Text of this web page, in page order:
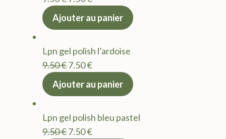
prix
9.50 €.
actuel
7.50 €.
Ajouter au panier
Lpn gel polish l’ardoise
9.50€Le
prix
9.50 €.
7.50€Le
actuel
7.50 €.
Ajouter au panier
Lpn gel polish bleu pastel
9.50€Le
7.50€Le